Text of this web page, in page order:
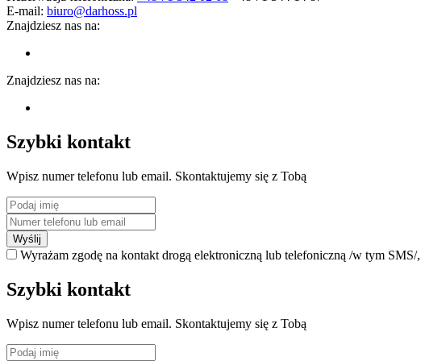
E-mail: biuro@darhoss.pl
Znajdziesz nas na:
Znajdziesz nas na:
Szybki kontakt
Wpisz numer telefonu lub email. Skontaktujemy się z Tobą
Wyślij
Wyrażam zgodę na kontakt drogą elektroniczną lub telefoniczną /w tym
Szybki kontakt
Wpisz numer telefonu lub email. Skontaktujemy się z Tobą